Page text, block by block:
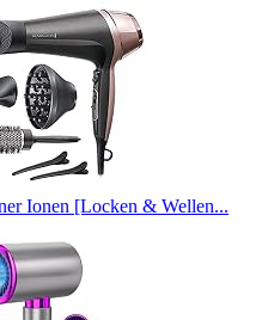
Ionen [Locken & Wellen...